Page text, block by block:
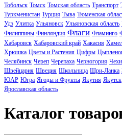
Тобольск Томск Томская область Транспорт
Туркменистан Турция Тыва Тюменская
Удэ Улитка Ульяновск Ульяновская область
Филиппины Финляндия Флаги Фламинго
Хабаровск Хабаровский край Хакасия
Хрюшка Цветы и Растения Цифры
Челябинск Череп Черепаха Черногория
Швейцария Швеция Школьница Шри-Ланка
ЮАР Югра Ягоды и Фрукты Якутия Якутск
Ярославская область
Каталог